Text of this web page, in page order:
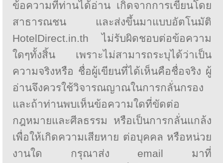
ข้อความที่ท่านได้อ่าน เกิดจากการเขียนโดย
สาธารณชน และส่งขึ้นมาแบบอัตโนมัติ
HotelDirect.in.th ไม่รับผิดชอบต่อข้อความ
ใดๆทั้งสิ้น เพราะไม่สามารถระบุได้ว่าเป็น
ความจริงหรือ ชื่อผู้เขียนที่ได้เห็นคือชื่อจริง ผู้
อ่านจึงควรใช้วิจารณญาณในการกลั่นกรอง
และถ้าท่านพบเห็นข้อความใดที่ขัดต่อ
กฎหมายและศีลธรรม หรือเป็นการกลั่นแกล้ง
เพื่อให้เกิดความเสียหาย ต่อบุคคล หรือหน่วย
งานใด กรุณาส่ง email มาที่